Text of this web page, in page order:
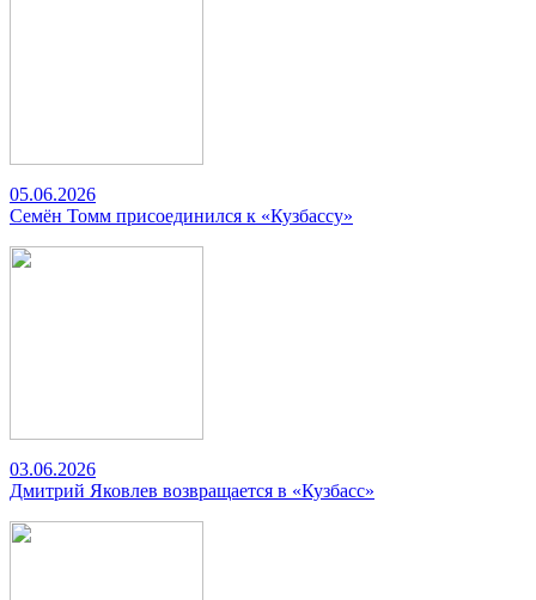
05.06.2026
Семён Томм присоединился к «Кузбассу»
03.06.2026
Дмитрий Яковлев возвращается в «Кузбасс»